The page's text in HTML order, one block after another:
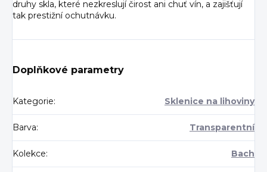
druhy skla, které nezkreslují čirost ani chuť vín, a zajišťují
tak prestižní ochutnávku.
Doplňkové parametry
Kategorie: Sklenice na lihoviny
Barva: Transparentní
Kolekce: Bach